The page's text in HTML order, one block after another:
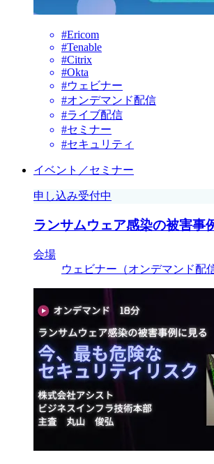
#Ericom
#Tenable
#Citrix
#Okta
#ウェビナー
#オンデマンド配信
#ライブ配信
#セミナー
#セキュリティ
イベント／セミナー
申し込み受付中
ランサムウェア感染の被害事
会場
ウェビナー（オンデマンド配信